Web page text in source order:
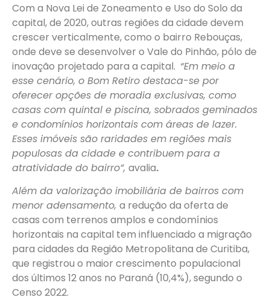
Com a Nova Lei de Zoneamento e Uso do Solo da
capital, de 2020, outras regiões da cidade devem
crescer verticalmente, como o bairro Rebouças,
onde deve se desenvolver o Vale do Pinhão, pólo de
inovação projetado para a capital. “Em meio a
esse cenário, o Bom Retiro destaca-se por
oferecer opções de moradia exclusivas, como
casas com quintal e piscina, sobrados geminados
e condomínios horizontais com áreas de lazer.
Esses imóveis são raridades em regiões mais
populosas da cidade e contribuem para a
atratividade do bairro”, avalia.
Além da valorização imobiliária de bairros com
menor adensamento, a redução da oferta de
casas com terrenos amplos e condomínios
horizontais na capital tem influenciado a migração
para cidades da Região Metropolitana de Curitiba,
que registrou o maior crescimento populacional
dos últimos 12 anos no Paraná (10,4%), segundo o
Censo 2022.